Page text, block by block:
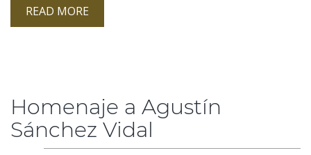
READ MORE
Homenaje a Agustín
Sánchez Vidal